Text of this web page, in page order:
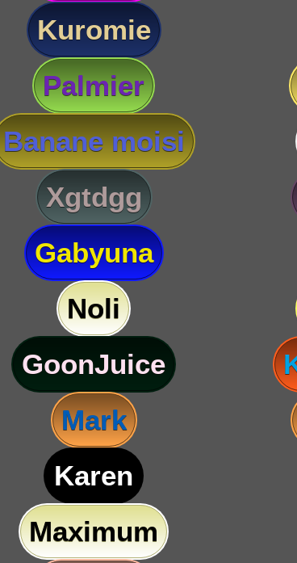
Kuromie
Palmier
Banane moisi
Xgtdgg
Gabyuna
Noli
GoonJuice
Mark
Karen
Maximum